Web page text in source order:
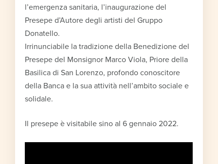
l’emergenza sanitaria, l’inaugurazione del
Presepe d’Autore degli artisti del Gruppo
Donatello.
Irrinunciabile la tradizione della Benedizione del
Presepe del Monsignor Marco Viola, Priore della
Basilica di San Lorenzo, profondo conoscitore
della Banca e la sua attività nell’ambito sociale e
solidale.
Il presepe è visitabile sino al 6 gennaio 2022.